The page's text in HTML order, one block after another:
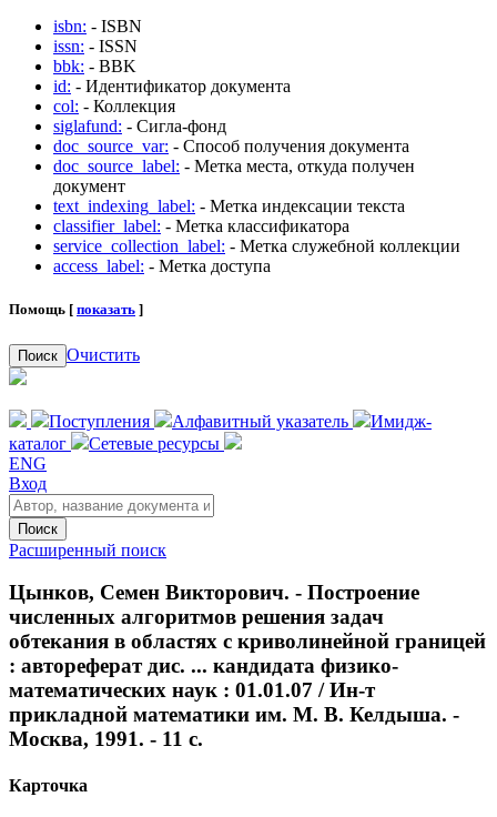
isbn: - ISBN
issn: - ISSN
bbk: - BBK
id: - Идентификатор документа
col: - Коллекция
siglafund: - Сигла-фонд
doc_source_var: - Способ получения документа
doc_source_label: - Метка места, откуда получен
документ
text_indexing_label: - Метка индексации текста
classifier_label: - Метка классификатора
service_collection_label: - Метка служебной коллекции
access_label: - Метка доступа
Помощь [ показать ]
Поиск Очистить
Поступления Алфавитный указатель
Имидж-
каталог
Сетевые ресурсы
ENG
Вход
Поиск
Расширенный поиск
Цынков, Семен Викторович. - Построение
численных алгоритмов решения задач
обтекания в областях с криволинейной границей
: автореферат дис. ... кандидата физико-
математических наук : 01.01.07 / Ин-т
прикладной математики им. М. В. Келдыша. -
Москва, 1991. - 11 с.
Карточка